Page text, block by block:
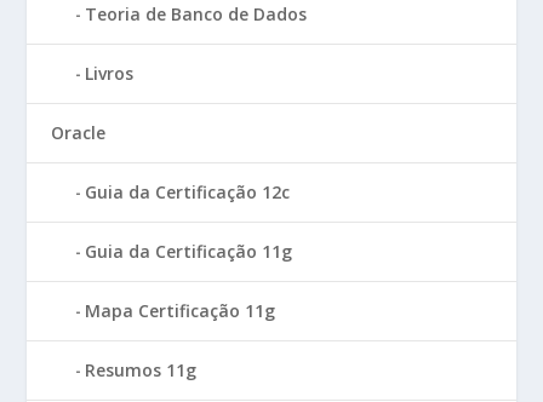
Teoria de Banco de Dados
Livros
Oracle
Guia da Certificação 12c
Guia da Certificação 11g
Mapa Certificação 11g
Resumos 11g